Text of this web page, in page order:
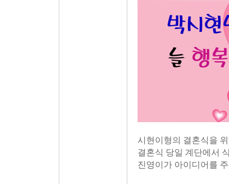
시현이형의 결혼식을
결혼식 당일 계단에서
진영이가 아이디어를